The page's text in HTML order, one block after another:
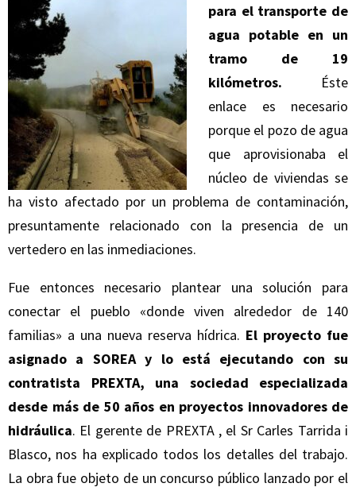
para el transporte de
agua potable en un
tramo de 19
kilómetros. Éste
enlace es necesario
porque el pozo de agua
que aprovisionaba el
núcleo de viviendas se
ha visto afectado por un problema de contaminación,
presuntamente relacionado con la presencia de un
vertedero en las inmediaciones.
Fue entonces necesario plantear una solución para
conectar el pueblo «donde viven alrededor de 140
familias» a una nueva reserva hídrica. El proyecto fue
asignado a SOREA y lo está ejecutando con su
contratista PREXTA, una sociedad especializada
desde más de 50 años en proyectos innovadores de
hidráulica. El gerente de PREXTA , el Sr Carles Tarrida i
Blasco, nos ha explicado todos los detalles del trabajo.
La obra fue objeto de un concurso público lanzado por el